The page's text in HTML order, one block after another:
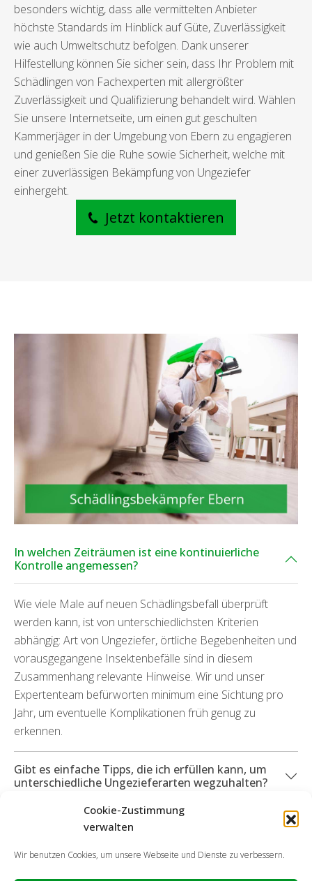
Cookie-Zustimmung
verwalten
Wir benutzen Cookies, um unsere Webseite und Dienste zu verbessern.
besonders wichtig, dass alle vermittelten Anbieter
höchste Standards im Hinblick auf Güte, Zuverlässigkeit
wie auch Umweltschutz befolgen. Dank unserer
Hilfestellung können Sie sicher sein, dass Ihr Problem mit
Schädlingen von Fachexperten mit allergrößter
Zuverlässigkeit und Qualifizierung behandelt wird. Wählen
Sie unsere Internetseite, um einen gut geschulten
Kammerjäger in der Umgebung von Ebern zu engagieren
und genießen Sie die Ruhe sowie Sicherheit, welche mit
einer zuverlässigen Bekämpfung von Ungeziefer
einhergeht.
Jetzt kontaktieren
In welchen Zeiträumen ist eine kontinuierliche
Kontrolle angemessen?
Wie viele Male auf neuen Schädlingsbefall überprüft
werden kann, ist von unterschiedlichsten Kriterien
abhängig: Art von Ungeziefer, örtliche Begebenheiten und
vorausgegangene Insektenbefälle sind in diesem
Zusammenhang relevante Hinweise. Wir und unser
Expertenteam befürworten minimum eine Sichtung pro
Jahr, um eventuelle Komplikationen früh genug zu
erkennen.
Gibt es einfache Tipps, die ich erfüllen kann, um
unterschiedliche Ungezieferarten wegzuhalten?
Können Sie mich ebenfalls bei durch Ungeziefer
hervorgetretenen Defekte unterstützen?